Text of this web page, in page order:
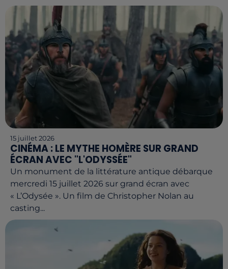
15 juillet 2026
CINÉMA : LE MYTHE HOMÈRE SUR GRAND
ÉCRAN AVEC "L'ODYSSÉE"
Un monument de la littérature antique débarque
mercredi 15 juillet 2026 sur grand écran avec
« L’Odysée ». Un film de Christopher Nolan au
casting...